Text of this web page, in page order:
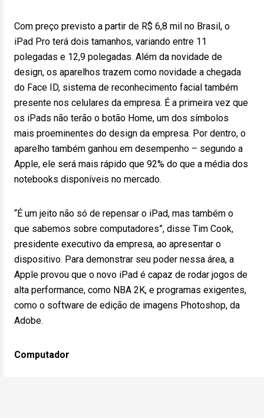
Com preço previsto a partir de R$ 6,8 mil no Brasil, o
iPad Pro terá dois tamanhos, variando entre 11
polegadas e 12,9 polegadas. Além da novidade de
design, os aparelhos trazem como novidade a chegada
do Face ID, sistema de reconhecimento facial também
presente nos celulares da empresa. É a primeira vez que
os iPads não terão o botão Home, um dos símbolos
mais proeminentes do design da empresa. Por dentro, o
aparelho também ganhou em desempenho – segundo a
Apple, ele será mais rápido que 92% do que a média dos
notebooks disponíveis no mercado.
“É um jeito não só de repensar o iPad, mas também o
que sabemos sobre computadores”, disse Tim Cook,
presidente executivo da empresa, ao apresentar o
dispositivo. Para demonstrar seu poder nessa área, a
Apple provou que o novo iPad é capaz de rodar jogos de
alta performance, como NBA 2K, e programas exigentes,
como o software de edição de imagens Photoshop, da
Adobe.
Computador